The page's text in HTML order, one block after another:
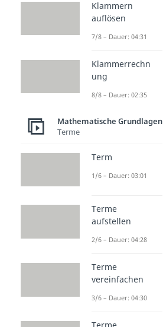
Klammern
auflösen
7/8 – Dauer: 04:31
Klammerrechn
ung
8/8 – Dauer: 02:35
Mathematische Grundlagen
Terme
Term
1/6 – Dauer: 03:01
Terme
aufstellen
2/6 – Dauer: 04:28
Terme
vereinfachen
3/6 – Dauer: 04:30